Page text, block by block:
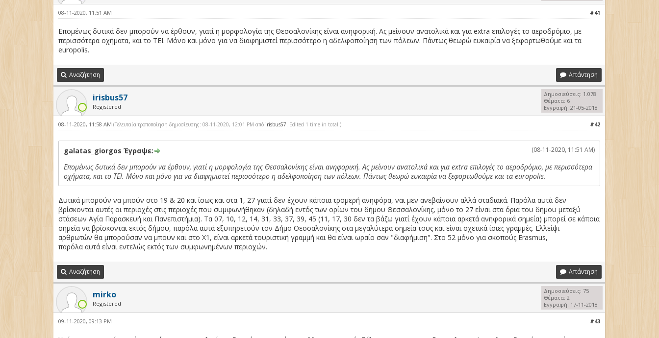
#41
08-11-2020, 11:51 AM
Επομένως δυτικά δεν μπορούν να έρθουν, γιατί η μορφολογία της Θεσσαλονίκης είναι ανηφορική. Ας μείνουν ανατολικά και για extra επιλογές το αεροδρόμιο, με
περισσότερα οχήματα, και το ΤΕΙ. Μόνο και μόνο για να διαφημιστεί περισσότερο η αδελφοποίηση των πόλεων. Πάντως θεωρώ ευκαιρία να ξεφορτωθούμε και τα
europolis.
Αναζήτηση Απάντηση
irisbus57
Registered
Δημοσιεύσεις: 1.078
Θέματα: 6
Εγγραφή: 21-05-2018
#42
08-11-2020, 11:58 AM(Τελευταία τροποποίηση δημοσίευσης: 08-11-2020, 12:01 PM από irisbus57. Edited 1 time in total.)
(08-11-2020, 11:51 AM)
galatas_giorgos Έγραψε:
Επομένως δυτικά δεν μπορούν να έρθουν, γιατί η μορφολογία της Θεσσαλονίκης είναι ανηφορική. Ας μείνουν ανατολικά και για extra επιλογές το αεροδρόμιο, με περισσότερα
οχήματα, και το ΤΕΙ. Μόνο και μόνο για να διαφημιστεί περισσότερο η αδελφοποίηση των πόλεων. Πάντως θεωρώ ευκαιρία να ξεφορτωθούμε και τα europolis.
Δυτικά μπορούν να μπούν στο 19 & 20 και ίσως και στα 1, 27 γιατί δεν έχουν κάποια τρομερή ανηφόρα, ναι μεν ανεβαίνουν αλλά σταδιακά. Παρόλα αυτά δεν
βρίσκονται αυτές οι περιοχές στις περιοχές που συμφωνήθηκαν (δηλαδή εντός των ορίων του δήμου Θεσσαλονίκης, μόνο το 27 είναι στα όρια του δήμου μεταξύ
στάσεων Αγία Παρασκευή και Πανεπιστήμια). Τα 07, 10, 12, 14, 31, 33, 37, 39, 45 (11, 17, 30 δεν τα βάζω γιατί έχουν κάποια αρκετά ανηφορικά σημεία) μπορεί σε κάποια
σημεία να βρίσκονται εκτός δήμου, παρόλα αυτά εξυπηρετούν τον Δήμο Θεσσαλονίκης στα μεγαλύτερα σημεία τους και είναι σχετικά ίσιες γραμμές. Ελλείψι
αρθρωτών θα μπορούσαν να μπουν και στο Χ1, είναι αρκετά τουριστική γραμμή και θα είναι ωραίο σαν "διαφήμιση". Στο 52 μόνο για σκοπούς Erasmus,
παρόλα αυτά είναι εντελώς εκτός των συμφωνημένων περιοχών.
Αναζήτηση Απάντηση
mirko
Registered
Δημοσιεύσεις: 75
Θέματα: 2
Εγγραφή: 17-11-2018
#43
09-11-2020, 09:13 PM